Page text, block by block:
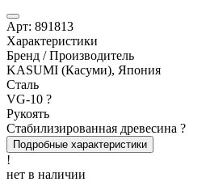
Арт: 891813
Характеристики
Бренд / Производитель
KASUMI (Касуми), Япония
Сталь
VG-10 ?
Рукоять
Стабилизированная древесина ?
Подробные характеристики
!
нет в наличии